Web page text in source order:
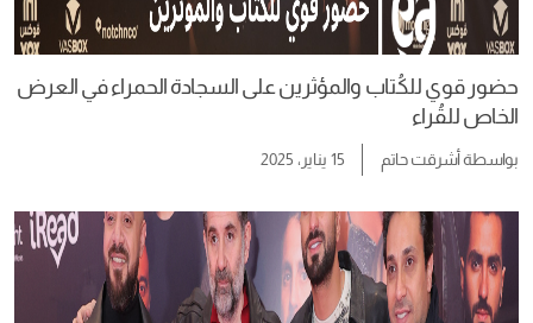
حضور قوي للكُتاب والمؤثرين على السجادة الحمراء في العرض
الخاص للقُراء
بواسطةأشرقت حاتم 15 يناير، 2025